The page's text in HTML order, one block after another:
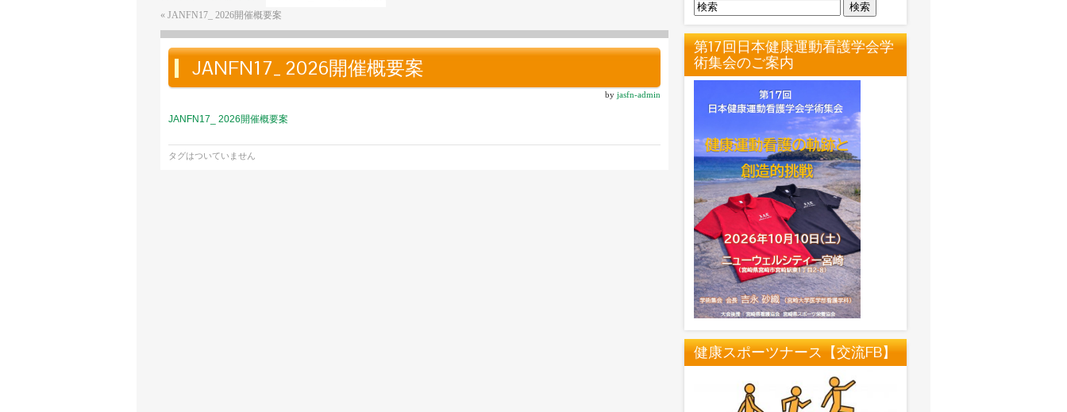
« JANFN17_ 2026開催概要案
JANFN17_ 2026開催概要案
by jasfn-admin
JANFN17_ 2026開催概要案
タグはついていません
検索
第17回日本健康運動看護学会学
術集会のご案内
健康スポーツナース【交流FB】